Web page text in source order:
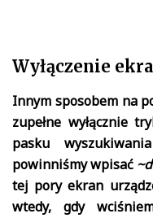
Wyłączenie
Innym sposobem na
zupełne wyłącznie
pasku
powinniśmy wpisać
tej pory ekran
wtedy, gdy